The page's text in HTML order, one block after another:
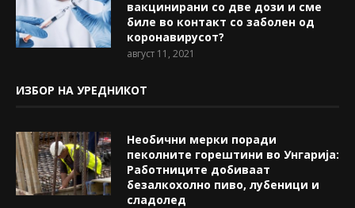
вакцинирани со две дози и сме
биле во контакт со заболен од
коронавирусот?
август 11, 2021
ИЗБОР НА УРЕДНИКОТ
Необични мерки поради
пеколните горештини во Унгарија:
Работниците добиваат
безалкохолно пиво, лубеници и
сладолед